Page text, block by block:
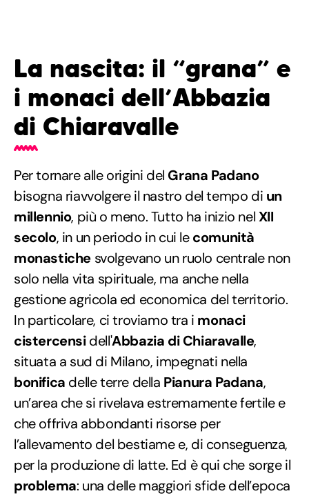
La nascita: il “grana” e
i monaci dell’Abbazia
di Chiaravalle
Per tornare alle origini del Grana Padano
bisogna riavvolgere il nastro del tempo di un
millennio, più o meno. Tutto ha inizio nelXII
secolo, in un periodo in cui lecomunità
monastiche svolgevano un ruolo centrale non
solo nella vita spirituale, ma anche nella
gestione agricola ed economica del territorio.
In particolare, ci troviamo tra i monaci
cistercensidell'Abbazia di Chiaravalle,
situata a sud di Milano, impegnati nella
bonifica delle terre della Pianura Padana,
un’area che si rivelava estremamente fertile e
che offriva abbondanti risorse per
l’allevamento del bestiame e, di conseguenza,
per la produzione di latte. Ed è qui che sorge il
problema: una delle maggiori sfide dell’epoca